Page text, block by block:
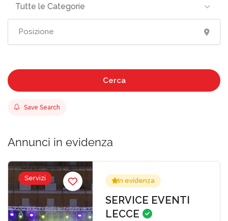
Tutte le Categorie
Cerca
Save Search
Annunci in evidenza
Servizi In evidenza
SERVICE EVENTI
LECCE